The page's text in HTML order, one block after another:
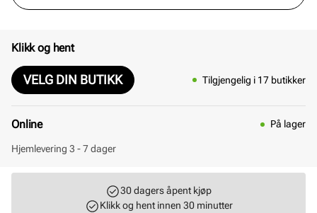
Klikk og hent
VELG DIN BUTIKK Tilgjengelig i 17 butikker
Online På lager
Hjemlevering 3 - 7 dager
30 dagers åpent kjøp
Klikk og hent innen 30 minutter